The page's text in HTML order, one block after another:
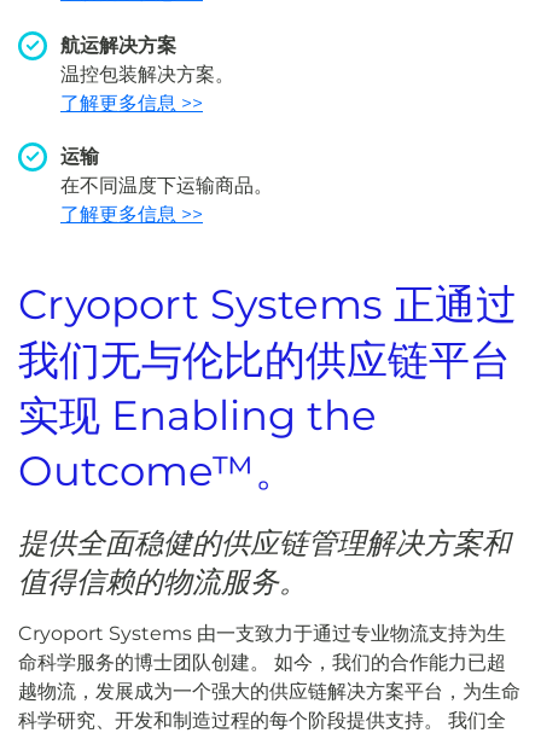
航运解决方案
温控包装解决方案。
了解更多信息 >>
运输
在不同温度下运输商品。
了解更多信息 >>
Cryoport Systems 正通过
我们无与伦比的供应链平台
实现 Enabling the
Outcome™。
提供全面稳健的供应链管理解决方案和
值得信赖的物流服务。
Cryoport Systems 由一支致力于通过专业物流支持为生
命科学服务的博士团队创建。 如今，我们的合作能力已超
越物流，发展成为一个强大的供应链解决方案平台，为生命
科学研究、开发和制造过程的每个阶段提供支持。 我们全